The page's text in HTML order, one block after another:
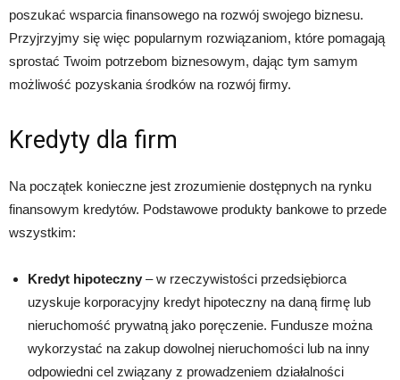
poszukać wsparcia finansowego na rozwój swojego biznesu.
Przyjrzyjmy się więc popularnym rozwiązaniom, które pomagają
sprostać Twoim potrzebom biznesowym, dając tym samym
możliwość pozyskania środków na rozwój firmy.
Kredyty dla firm
Na początek konieczne jest zrozumienie dostępnych na rynku
finansowym kredytów. Podstawowe produkty bankowe to przede
wszystkim:
Kredyt hipoteczny – w rzeczywistości przedsiębiorca
uzyskuje korporacyjny kredyt hipoteczny na daną firmę lub
nieruchomość prywatną jako poręczenie. Fundusze można
wykorzystać na zakup dowolnej nieruchomości lub na inny
odpowiedni cel związany z prowadzeniem działalności